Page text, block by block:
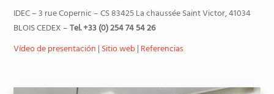
IDEC – 3 rue Copernic – CS 83425 La chaussée Saint Victor, 41034
BLOIS CEDEX –Tel. +33 (0) 254 74 54 26
Vídeo de presentación | Sitio web| Referencias